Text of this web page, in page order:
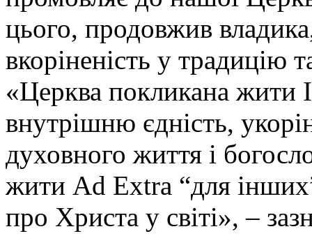
цього, продовжив
вкоріненість у традицію
«Церква покликана жити
внутрішню єдність,
духовного життя і
жити Аd Extra “для
про Христа у світі», –